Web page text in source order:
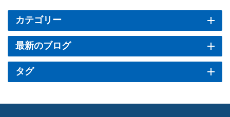
カテゴリー
最新のブログ
タグ